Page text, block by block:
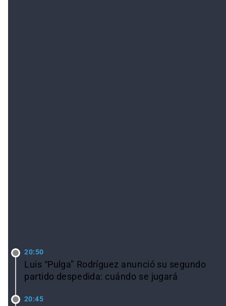
20:50
Luis “Pulga” Rodríguez anunció su segundo
partido despedida: cuándo se jugará
20:45